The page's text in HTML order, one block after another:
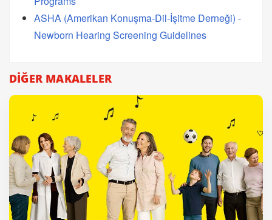
ASHA (Amerikan Konuşma-Dil-İşitme Derneği) -
Newborn Hearing Screening Guidelines
DİĞER MAKALELER